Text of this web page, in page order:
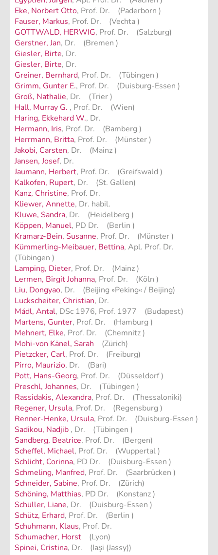
Eke, Norbert Otto, Prof. Dr. (Paderborn )
Fauser, Markus, Prof. Dr. (Vechta )
GOTTWALD, HERWIG, Prof. Dr. (Salzburg)
Gerstner, Jan, Dr. (Bremen )
Giesler, Birte, Dr.
Giesler, Birte, Dr.
Greiner, Bernhard, Prof. Dr. (Tübingen )
Grimm, Gunter E., Prof. Dr. (Duisburg-Essen )
Groß, Nathalie, Dr. (Trier )
Hall, Murray G. , Prof. Dr. (Wien)
Haring, Ekkehard W., Dr.
Hermann, Iris, Prof. Dr. (Bamberg )
Herrmann, Britta, Prof. Dr. (Münster )
Jakobi, Carsten, Dr. (Mainz )
Jansen, Josef, Dr.
Jaumann, Herbert, Prof. Dr. (Greifswald )
Kalkofen, Rupert, Dr. (St. Gallen)
Kanz, Christine, Prof. Dr.
Kliewer, Annette, Dr. habil.
Kluwe, Sandra, Dr. (Heidelberg )
Köppen, Manuel, PD Dr. (Berlin )
Kramarz-Bein, Susanne, Prof. Dr. (Münster )
Kümmerling-Meibauer, Bettina, Apl. Prof. Dr.
(Tübingen )
Lamping, Dieter, Prof. Dr. (Mainz )
Lermen, Birgit Johanna, Prof. Dr. (Köln )
Liu, Dongyao, Dr. (Beijing »Peking« / Beijing)
Luckscheiter, Christian, Dr.
Mádl, Antal, DSc 1976, Prof. 1977 (Budapest)
Martens, Gunter, Prof. Dr. (Hamburg )
Mehnert, Elke, Prof. Dr. (Chemnitz )
Mohi-von Känel, Sarah (Zürich)
Pietzcker, Carl, Prof. Dr. (Freiburg)
Pirro, Maurizio, Dr. (Bari)
Pott, Hans-Georg, Prof. Dr. (Düsseldorf )
Preschl, Johannes, Dr. (Tübingen )
Rassidakis, Alexandra, Prof. Dr. (Thessaloniki)
Regener, Ursula, Prof. Dr. (Regensburg )
Renner-Henke, Ursula, Prof. Dr. (Duisburg-Essen )
Sadikou, Nadjib , Dr. (Tübingen )
Sandberg, Beatrice, Prof. Dr. (Bergen)
Scheffel, Michael, Prof. Dr. (Wuppertal )
Schlicht, Corinna, PD Dr. (Duisburg-Essen )
Schmeling, Manfred, Prof. Dr. (Saarbrücken )
Schneider, Sabine, Prof. Dr. (Zürich)
Schöning, Matthias, PD Dr. (Konstanz )
Schüller, Liane, Dr. (Duisburg-Essen )
Schütz, Erhard, Prof. Dr. (Berlin )
Schuhmann, Klaus, Prof. Dr.
Schumacher, Horst (Lyon)
Spinei, Cristina, Dr. (Iaşi (Jassy))